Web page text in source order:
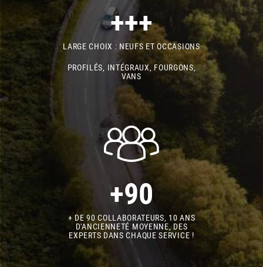
+++
LARGE CHOIX : NEUFS ET OCCASIONS
PROFILÉS, INTÉGRAUX, FOURGONS,
VANS
+90
+ DE 90 COLLABORATEURS, 10 ANS
D'ANCIENNETÉ MOYENNE, DES
EXPERTS DANS CHAQUE SERVICE !